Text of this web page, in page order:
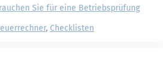
Sie für eine Betriebsprüfung
, Checklisten